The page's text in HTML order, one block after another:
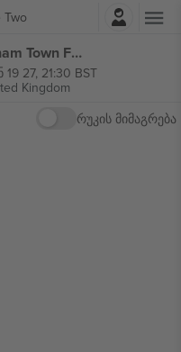
Two
შესვლა
Fleetwood Town FC vs Cheltenham Town FC EFL League Two ბილეთი
19 27, 21:30 BST
Kingdom
რუკის მიმაგრება